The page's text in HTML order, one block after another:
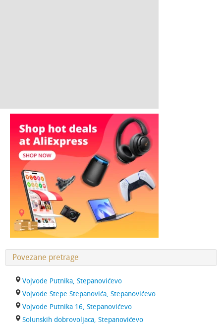
Povezane pretrage
Vojvode Putnika, Stepanovićevo
Vojvode Stepe Stepanovića, Stepanovićevo
Vojvode Putnika 16, Stepanovićevo
Solunskih dobrovoljaca, Stepanovićevo